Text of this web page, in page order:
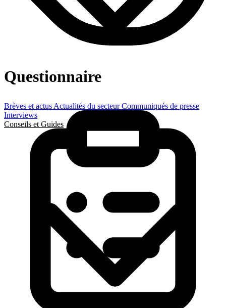
Brèves et actus Actualités du secteurCommuniqués de presse
Interviews
Conseils et Guides
Questionnaire